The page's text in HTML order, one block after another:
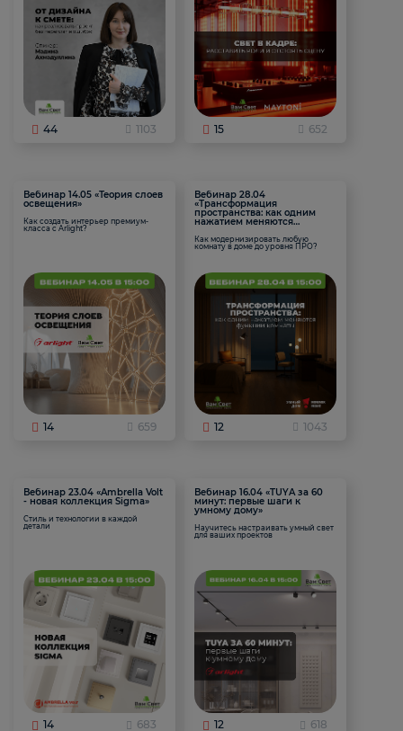
44 1103 15 652
Вебинар 14.05 «Теория слоев
освещения»
Как создать интерьер премиум-
класса с Arlight?
14 659
Вебинар 28.04
«Трансформация
пространства: как одним
нажатием меняются
Как модернизировать любую
комнату в доме до уровня ПРО?
12 1043
Вебинар 23.04 «Ambrella Volt
- новая коллекция Sigma»
Стиль и технологии в каждой
детали
14 683
Вебинар 16.04 «TUYA за 60
минут: первые шаги к
умному дому»
Научитесь настраивать умный свет
для ваших проектов
12 618